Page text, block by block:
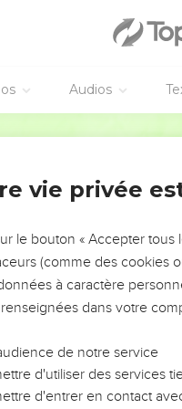
Audios
de la Loi prit la
aussi à vous,
mêmes ne touchez
bâtissez les sépulcres
sagesse de Dieu a dit : je
les Prophètes qui a
jusqu'au sang de
de la Loi ; parce
ceux qui entraient.
vie privée
le bouton « Accepter
(comme des cookies
à caractère
dans votre
de notre service
d'utiliser des services
d'entrer en contact